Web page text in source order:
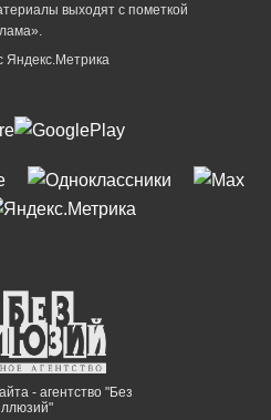
выходят с пометкой
Яндекс.Метрика
- агентство "Без